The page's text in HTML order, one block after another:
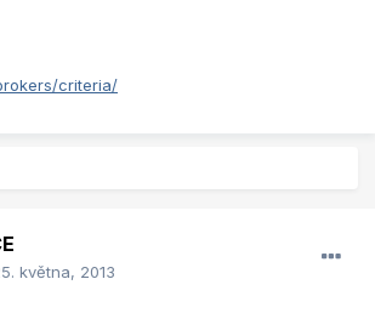
criteria/
května, 2013